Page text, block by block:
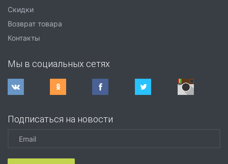
Скидки
Возврат товара
Контакты
Мы в социальных сетях
Подписаться на новости